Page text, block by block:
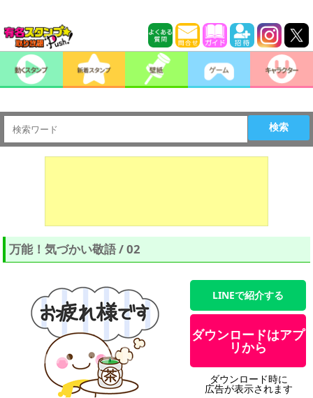
検索
万能！気づかい敬語 / 02
LINEで紹介する
ダウンロードはアプ
リから
ダウンロード時に
広告が表示されます